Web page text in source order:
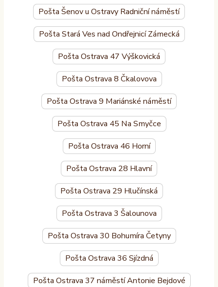
Pošta Šenov u Ostravy Radniční náměstí
Pošta Stará Ves nad Ondřejnicí Zámecká
Pošta Ostrava 47 Výškovická
Pošta Ostrava 8 Čkalovova
Pošta Ostrava 9 Mariánské náměstí
Pošta Ostrava 45 Na Smyčce
Pošta Ostrava 46 Horní
Pošta Ostrava 28 Hlavní
Pošta Ostrava 29 Hlučínská
Pošta Ostrava 3 Šalounova
Pošta Ostrava 30 Bohumíra Četyny
Pošta Ostrava 36 Sjízdná
Pošta Ostrava 37 náměstí Antonie Bejdové